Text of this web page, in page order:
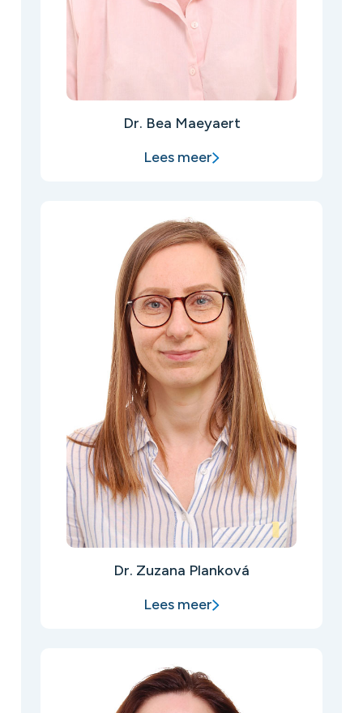
Dr. Bea Maeyaert
Lees meer
Dr. Zuzana Planková
Lees meer